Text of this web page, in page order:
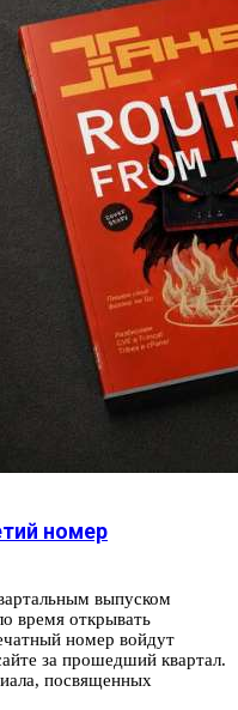
номер
выпуском
время открывать
номер войдут
за прошедший квартал.
посвященных